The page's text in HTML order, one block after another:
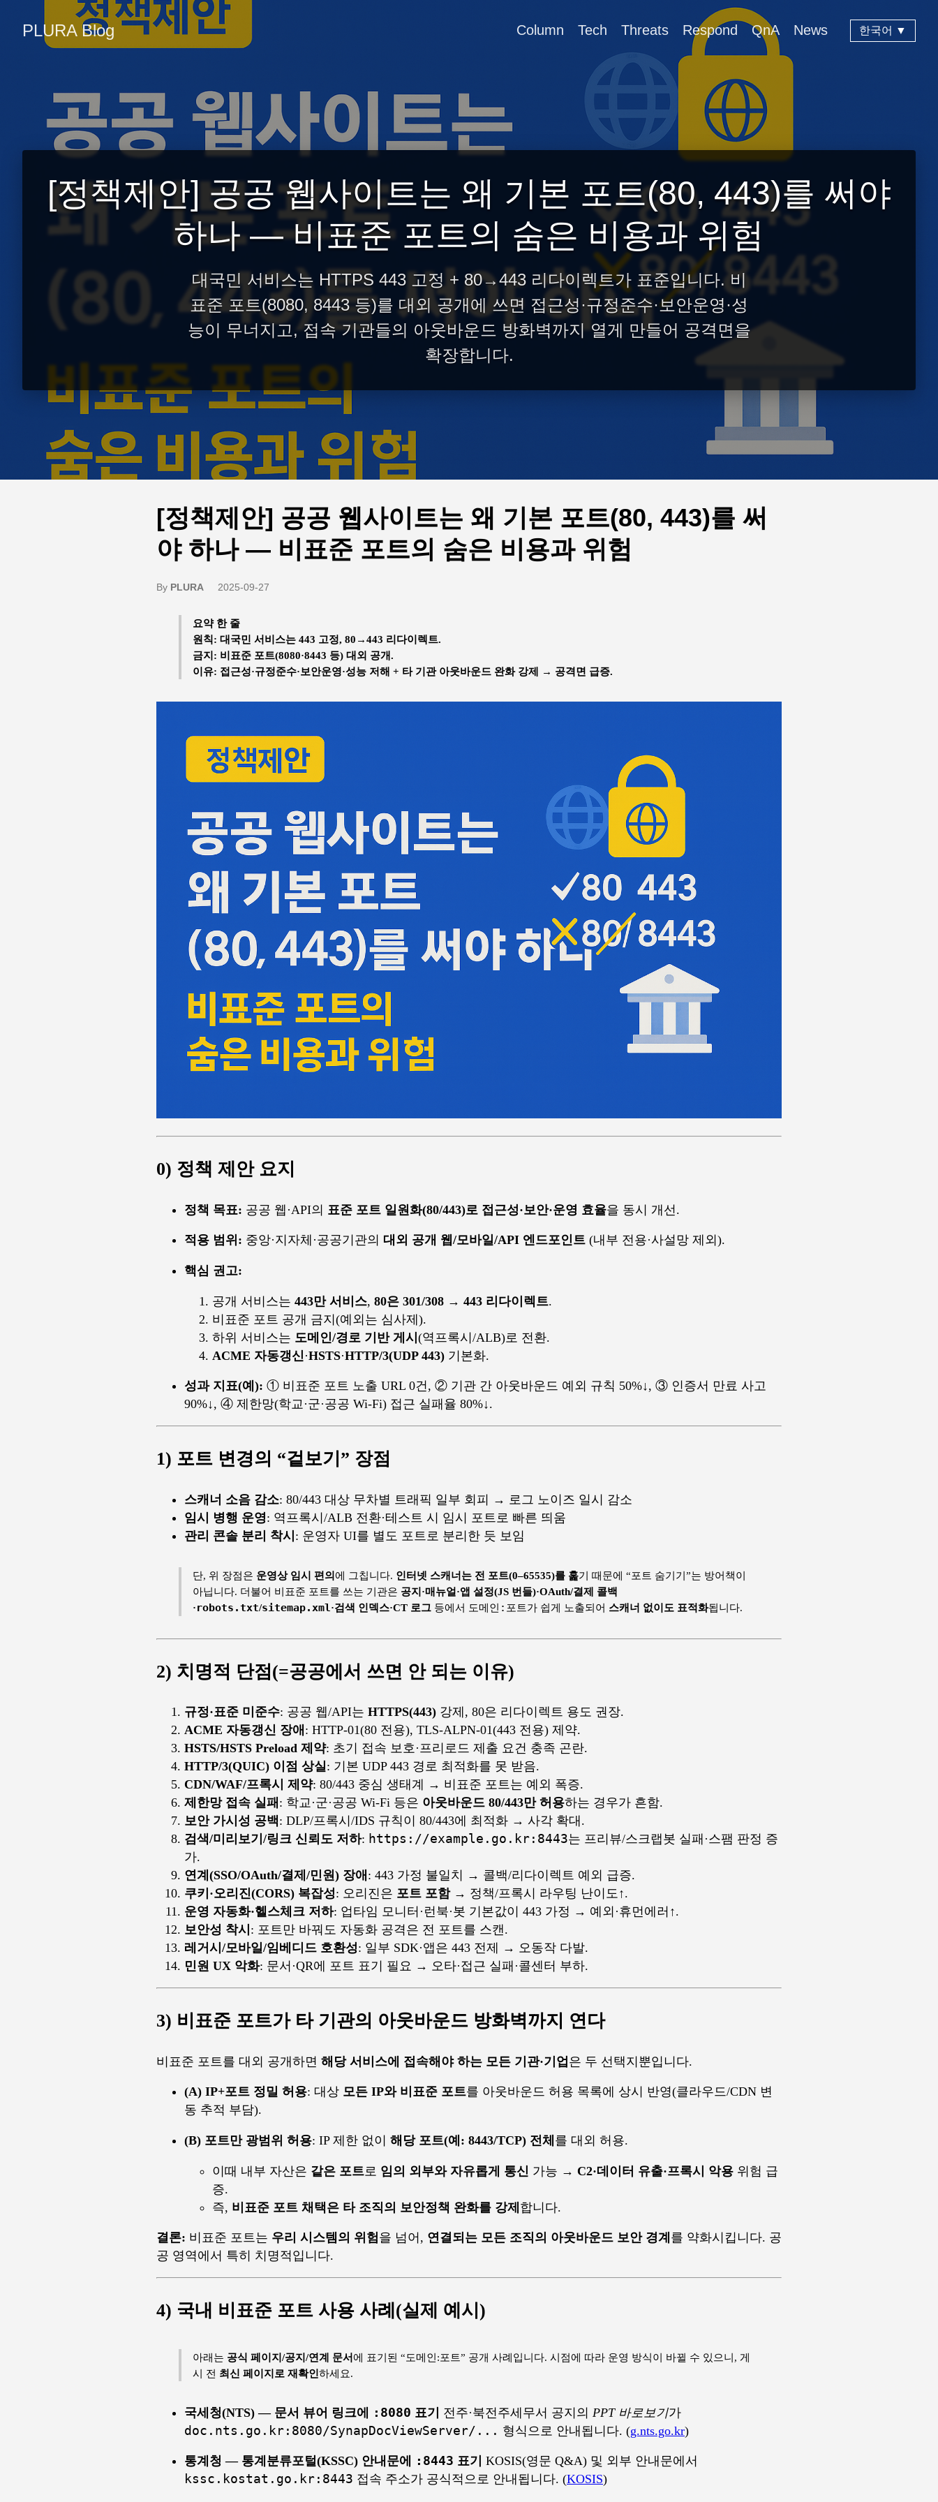
PLURA Blog Column Tech Threats Respond QnA News 한국어 ▼
[정책제안] 공공 웹사이트는 왜 기본 포트(80, 443)를 써야
하나 — 비표준 포트의 숨은 비용과 위험
대국민 서비스는 HTTPS 443 고정 + 80→443 리다이렉트가 표준입니다. 비
표준 포트(8080, 8443 등)를 대외 공개에 쓰면 접근성·규정준수·보안운영·성
능이 무너지고, 접속 기관들의 아웃바운드 방화벽까지 열게 만들어 공격면을
확장합니다.
[정책제안] 공공 웹사이트는 왜 기본 포트(80, 443)를 써
야 하나 — 비표준 포트의 숨은 비용과 위험
By PLURA 2025-09-27
요약 한 줄
원칙: 대국민 서비스는 443 고정, 80→443 리다이렉트.
금지: 비표준 포트(8080·8443 등) 대외 공개.
이유: 접근성·규정준수·보안운영·성능 저해 + 타 기관 아웃바운드 완화 강제 → 공격면 급증.
0) 정책 제안 요지
정책 목표: 공공 웹·API의 표준 포트 일원화(80/443)로 접근성·보안·운영 효율을 동시 개선.
적용 범위: 중앙·지자체·공공기관의 대외 공개 웹/모바일/API 엔드포인트 (내부 전용·사설망 제외).
핵심 권고:
공개 서비스는 443만 서비스, 80은 301/308 → 443 리다이렉트.
비표준 포트 공개 금지(예외는 심사제).
하위 서비스는 도메인/경로 기반 게시 (역프록시/ALB)로 전환.
ACME 자동갱신 ·HSTS·HTTP/3(UDP 443) 기본화.
성과 지표(예): ① 비표준 포트 노출 URL 0건, ② 기관 간 아웃바운드 예외 규칙 50%↓, ③ 인증서 만료 사고
90%↓, ④ 제한망(학교·군·공공 Wi-Fi) 접근 실패율 80%↓.
1) 포트 변경의 “겉보기” 장점
스캐너 소음 감소: 80/443 대상 무차별 트래픽 일부 회피 → 로그 노이즈 일시 감소
임시 병행 운영: 역프록시/ALB 전환·테스트 시 임시 포트로 빠른 띄움
관리 콘솔 분리 착시 : 운영자 UI를 별도 포트로 분리한 듯 보임
단, 위 장점은 운영상 임시 편의에 그칩니다. 인터넷 스캐너는 전 포트(0–65535)를 훑기 때문에 “포트 숨기기”는 방어책이
아닙니다. 더불어 비표준 포트를 쓰는 기관은 공지·매뉴얼·앱 설정(JS 번들)·OAuth/결제 콜백
·robots.txt/sitemap.xml·검색 인덱스·CT 로그 등에서 도메인:포트가 쉽게 노출되어 스캐너 없이도 표적화됩니다.
2) 치명적 단점(=공공에서 쓰면 안 되는 이유)
규정·표준 미준수: 공공 웹/API는 HTTPS(443) 강제, 80은 리다이렉트 용도 권장.
ACME 자동갱신 장애 : HTTP-01(80 전용), TLS-ALPN-01(443 전용) 제약.
HSTS/HSTS Preload 제약: 초기 접속 보호·프리로드 제출 요건 충족 곤란.
HTTP/3(QUIC) 이점 상실: 기본 UDP 443 경로 최적화를 못 받음.
CDN/WAF/프록시 제약: 80/443 중심 생태계 → 비표준 포트는 예외 폭증.
제한망 접속 실패 : 학교·군·공공 Wi-Fi 등은 아웃바운드 80/443만 허용하는 경우가 흔함.
보안 가시성 공백: DLP/프록시/IDS 규칙이 80/443에 최적화 → 사각 확대.
검색/미리보기/링크 신뢰도 저하: https://example.go.kr:8443는 프리뷰/스크랩봇 실패·스팸 판정 증
가.
연계(SSO/OAuth/결제/민원) 장애 : 443 가정 불일치 → 콜백/리다이렉트 예외 급증.
쿠키·오리진(CORS) 복잡성: 오리진은 포트 포함→ 정책/프록시 라우팅 난이도↑.
운영 자동화·헬스체크 저하: 업타임 모니터·런북·봇 기본값이 443 가정 → 예외·휴먼에러↑.
보안성 착시 : 포트만 바꿔도 자동화 공격은 전 포트를 스캔.
레거시/모바일/임베디드 호환성: 일부 SDK·앱은 443 전제 → 오동작 다발.
민원 UX 악화: 문서·QR에 포트 표기 필요 → 오타·접근 실패·콜센터 부하.
3) 비표준 포트가 타 기관의 아웃바운드 방화벽까지 연다
비표준 포트를 대외 공개하면 해당 서비스에 접속해야 하는 모든 기관·기업 은 두 선택지뿐입니다.
(A) IP+포트 정밀 허용: 대상 모든 IP와 비표준 포트를 아웃바운드 허용 목록에 상시 반영(클라우드/CDN 변
동 추적 부담).
(B) 포트만 광범위 허용: IP 제한 없이 해당 포트(예: 8443/TCP) 전체 를 대외 허용.
이때 내부 자산은 같은 포트로 임의 외부와 자유롭게 통신 가능 → C2·데이터 유출·프록시 악용 위험 급
증.
즉, 비표준 포트 채택은 타 조직의 보안정책 완화를 강제 합니다.
결론: 비표준 포트는 우리 시스템의 위험을 넘어, 연결되는 모든 조직의 아웃바운드 보안 경계 를 약화시킵니다. 공
공 영역에서 특히 치명적입니다.
4) 국내 비표준 포트 사용 사례(실제 예시)
아래는 공식 페이지/공지/연계 문서에 표기된 “도메인:포트” 공개 사례입니다. 시점에 따라 운영 방식이 바뀔 수 있으니, 게
시 전 최신 페이지로 재확인하세요.
국세청(NTS) — 문서 뷰어 링크에 :8080 표기 전주·북전주세무서 공지의 PPT 바로보기가
doc.nts.go.kr:8080/SynapDocViewServer/... 형식으로 안내됩니다. (g.nts.go.kr)
통계청 — 통계분류포털(KSSC) 안내문에 :8443 표기 KOSIS(영문 Q&A) 및 외부 안내문에서
kssc.kostat.go.kr:8443 접속 주소가 공식적으로 안내됩니다. (KOSIS)